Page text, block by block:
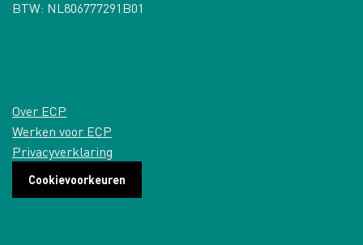
BTW: NL806777291B01
Over ECP
Werken voor ECP
Privacyverklaring
Cookievoorkeuren